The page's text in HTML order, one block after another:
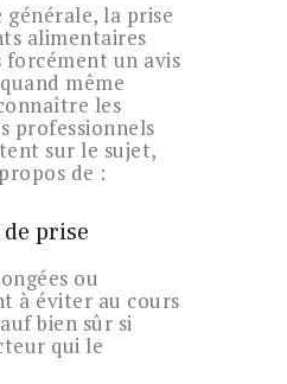
générale, la prise
alimentaires
forcément un avis
même
les
professionnels
sur le sujet,
de :
prise
ou
à éviter au cours
bien sûr si
qui le